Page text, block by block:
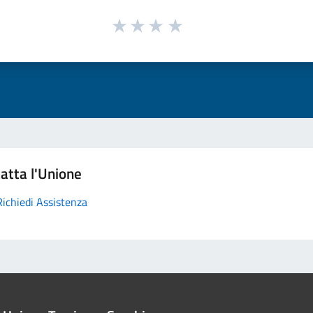
l'Unione
Assistenza